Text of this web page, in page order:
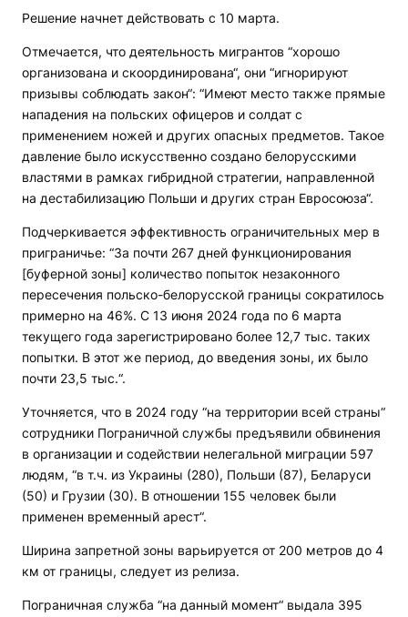
Решение начнет действовать с 10 марта.
Отмечается, что деятельность мигрантов “хорошо
организована и скоординирована“, они “игнорируют
призывы соблюдать закон“: “Имеют место также прямые
нападения на польских офицеров и солдат с
применением ножей и других опасных предметов. Такое
давление было искусственно создано белорусскими
властями в рамках гибридной стратегии, направленной
на дестабилизацию Польши и других стран Евросоюза“.
Подчеркивается эффективность ограничительных мер в
приграничье: “За почти 267 дней функционирования
[буферной зоны] количество попыток незаконного
пересечения польско-белорусской границы сократилось
примерно на 46%. С 13 июня 2024 года по 6 марта
текущего года зарегистрировано более 12,7 тыс. таких
попытки. В этот же период, до введения зоны, их было
почти 23,5 тыс.“.
Уточняется, что в 2024 году “на территории всей страны“
сотрудники Пограничной службы предъявили обвинения
в организации и содействии нелегальной миграции 597
людям, “в т.ч. из Украины (280), Польши (87), Беларуси
(50) и Грузии (30). В отношении 155 человек были
применен временный арест“.
Ширина запретной зоны варьируется от 200 метров до 4
км от границы, следует из релиза.
Пограничная служба “на данный момент“ выдала 395